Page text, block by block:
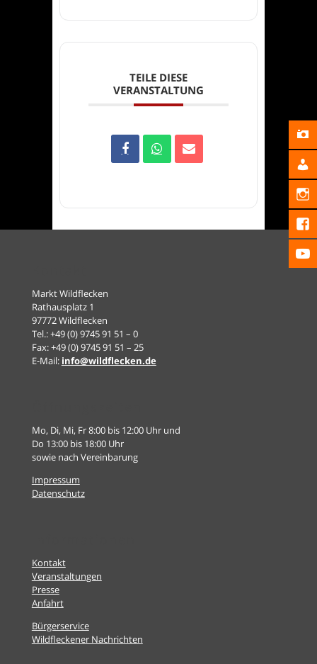
TEILE DIESE
VERANSTALTUNG
Markt Wildflecken
Rathausplatz 1
97772 Wildflecken
Tel.: +49 (0) 9745 91 51 – 0
Fax: +49 (0) 9745 91 51 – 25
E-Mail: info@wildflecken.de
Mo, Di, Mi, Fr 8:00 bis 12:00 Uhr und
Do 13:00 bis 18:00 Uhr
sowie nach Vereinbarung
Impressum
Datenschutz
Kontakt
Veranstaltungen
Presse
Anfahrt
Bürgerservice
Wildfleckener Nachrichten